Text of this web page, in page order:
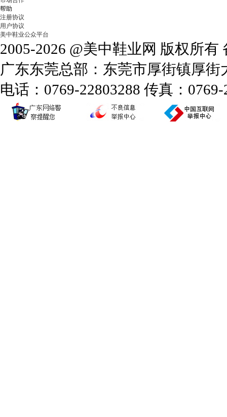
帮助
注册协议
用户协议
美中鞋业公众平台
2005-2026 @美中鞋业网 版权所有
广东东莞总部：东莞市厚街镇厚
电话：0769-22803288 传真：0769-